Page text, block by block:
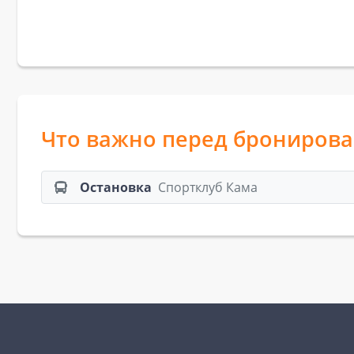
Что важно перед
Остановка Спортклуб Кама